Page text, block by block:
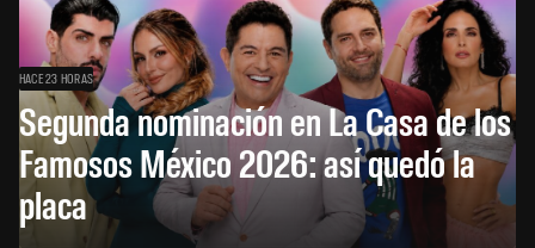
HACE 23 HORAS
Segunda nominación en La Casa de los
Famosos México 2026: así quedó la
placa